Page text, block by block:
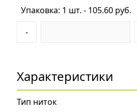
Упаковка: 1 шт. - 105.60 руб.
-
Характеристики
Тип ниток